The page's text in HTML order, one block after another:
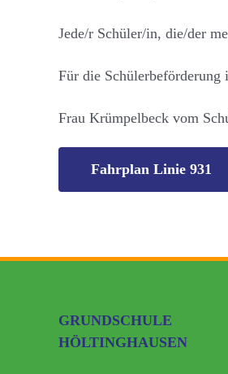
Jede/r Schüler/in, die/der
Für die Schülerbeförderung
Frau Krümpelbeck vom
Fahrplan Linie 931
GRUNDSCHULE
HÖLTINGHAUSEN